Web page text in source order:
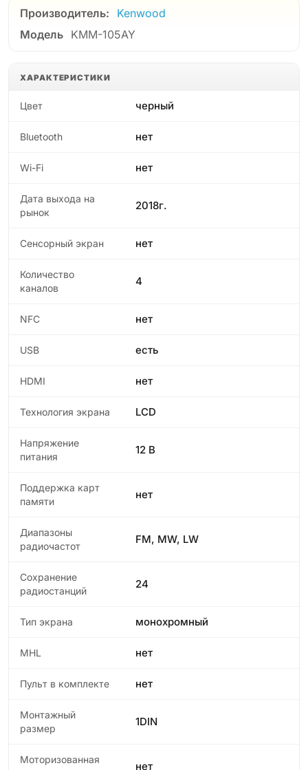
Производитель:
Kenwood
Модель KMM-105AY
ХАРАКТЕРИСТИКИ
Цвет черный
Bluetooth нет
Wi-Fi нет
Дата выхода на
рынок
2018г.
Сенсорный экран нет
Количество
каналов
4
NFC нет
USB есть
HDMI нет
Технология экрана LCD
Напряжение
питания
12 В
Поддержка карт
памяти
нет
Диапазоны
радиочастот
FM, MW, LW
Сохранение
радиостанций
24
Тип экрана монохромный
MHL нет
Пульт в комплекте нет
Монтажный
размер
1DIN
Моторизованная
нет